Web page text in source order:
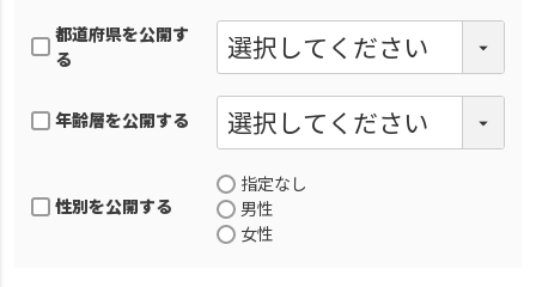
都道府県を公開す
る
年齢層を公開する
性別を公開する
指定なし
男性
女性